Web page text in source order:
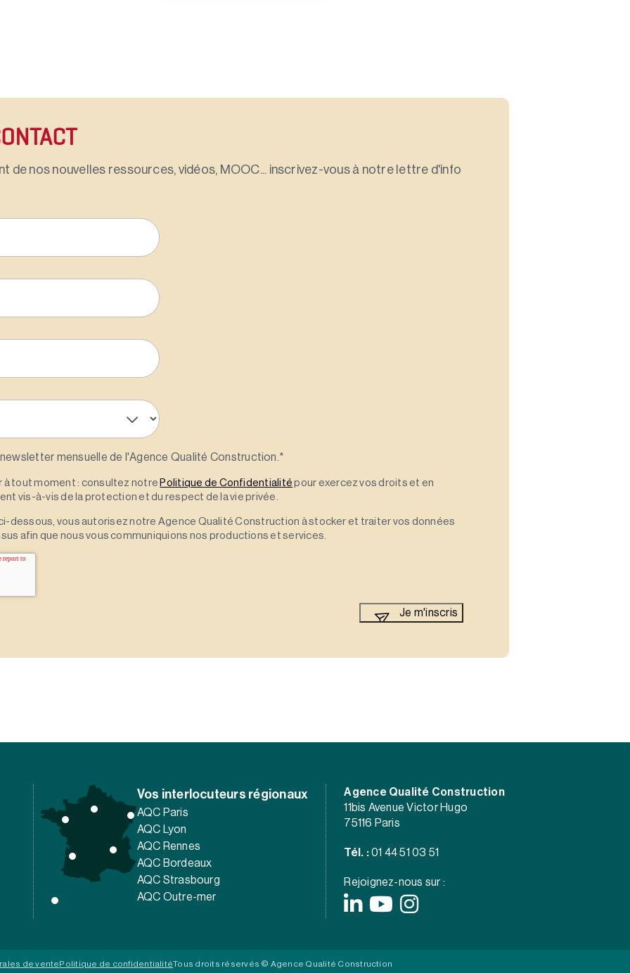
de nos nouvelles ressources, vidéos, MOOC... inscrivez-vous à notre lettre d'info
mensuelle de l'Agence Qualité Construction.*
à tout moment : consultez notre Politique de Confidentialité pour exercez vos droits et en
vis-à-vis de la protection et du respect de la vie privée.
ci-dessous, vous autorisez notre Agence Qualité Construction à stocker et traiter vos données
afin que nous vous communiquions nos productions et services.
Vos interlocuteurs régionaux
AQC Paris
AQC Lyon
AQC Rennes
AQC Bordeaux
AQC Strasbourg
AQC Outre-mer
Agence Qualité Construction
11bis Avenue Victor Hugo
75116 Paris
Tél. : 01 44 51 03 51
Rejoignez-nous sur :
de ventePolitique de confidentialitéTous droits réservés © Agence Qualité Construction